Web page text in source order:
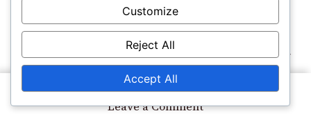
Leave a Commenton
Vključevanje invalidske skupnosti za zbiranje
vpogledov in povratnih informacij bo prav tako
ključno pri oblikovanju učinkovitih politik in pobud v
Customize
Reject All
Accept All